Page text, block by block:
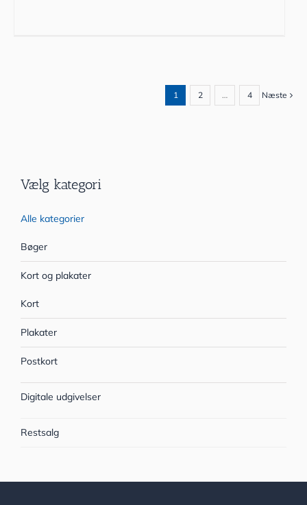
1 2 … 4 Næste
Vælg kategori
Alle kategorier
Bøger
Kort og plakater
Kort
Plakater
Postkort
Digitale udgivelser
Restsalg